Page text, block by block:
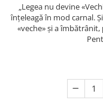
„Legea nu devine
înțeleagă în mod carnal.
«veche» și a